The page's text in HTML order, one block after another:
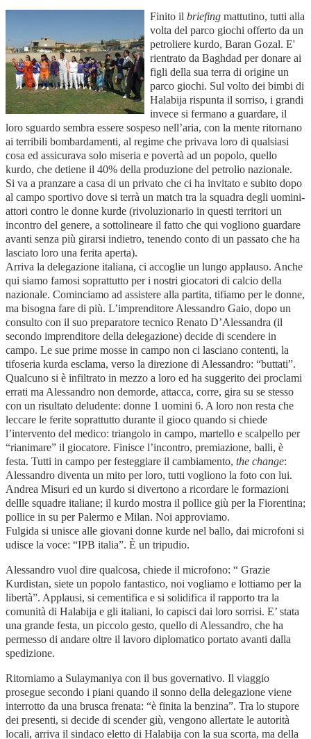
Finito il briefing mattutino, tutti alla
volta del parco giochi offerto da un
petroliere kurdo, Baran Gozal. E'
rientrato da Baghdad per donare ai
figli della sua terra di origine un
parco giochi. Sul volto dei bimbi di
Halabija rispunta il sorriso, i grandi
invece si fermano a guardare, il
loro sguardo sembra essere sospeso nell’aria, con la mente ritornano
ai terribili bombardamenti, al regime che privava loro di qualsiasi
cosa ed assicurava solo miseria e povertà ad un popolo, quello
kurdo, che detiene il 40% della produzione del petrolio nazionale.
Si va a pranzare a casa di un privato che ci ha invitato e subito dopo
al campo sportivo dove si terrà un match tra la squadra degli uomini-
attori contro le donne kurde (rivoluzionario in questi territori un
incontro del genere, a sottolineare il fatto che qui vogliono guardare
avanti senza più girarsi indietro, tenendo conto di un passato che ha
lasciato loro una ferita aperta).
Arriva la delegazione italiana, ci accoglie un lungo applauso. Anche
qui siamo famosi soprattutto per i nostri giocatori di calcio della
nazionale. Cominciamo ad assistere alla partita, tifiamo per le donne,
ma bisogna fare di più. L’imprenditore Alessandro Gaio, dopo un
consulto con il suo preparatore tecnico Renato D’Alessandra (il
secondo imprenditore della delegazione) decide di scendere in
campo. Le sue prime mosse in campo non ci lasciano contenti, la
tifoseria kurda esclama, verso la direzione di Alessandro: “buttati”.
Qualcuno si è infiltrato in mezzo a loro ed ha suggerito dei proclami
errati ma Alessandro non demorde, attacca, corre, gira su se stesso
con un risultato deludente: donne 1 uomini 6. A loro non resta che
leccare le ferite soprattutto durante il gioco quando si chiede
l’intervento del medico: triangolo in campo, martello e scalpello per
“rianimare” il giocatore. Finisce l’incontro, premiazione, balli, è
festa. Tutti in campo per festeggiare il cambiamento, the change:
Alessandro diventa un mito per loro, tutti vogliono la foto con lui.
Andrea Misuri ed un kurdo si divertono a ricordare le formazioni
dellle squadre italiane; il kurdo mostra il pollice giù per la Fiorentina;
pollice in su per Palermo e Milan. Noi approviamo.
Fulgida si unisce alle giovani donne kurde nel ballo, dai microfoni si
udisce la voce: “IPB italia”. È un tripudio.
Alessandro vuol dire qualcosa, chiede il microfono: “ Grazie
Kurdistan, siete un popolo fantastico, noi vogliamo e lottiamo per la
libertà”. Applausi, si cementifica e si solidifica il rapporto tra la
comunità di Halabija e gli italiani, lo capisci dai loro sorrisi. E’ stata
una grande festa, un piccolo gesto, quello di Alessandro, che ha
permesso di andare oltre il lavoro diplomatico portato avanti dalla
spedizione.
Ritorniamo a Sulaymaniya con il bus governativo. Il viaggio
prosegue secondo i piani quando il sonno della delegazione viene
interrotto da una brusca frenata: “è finita la benzina”. Tra lo stupore
dei presenti, si decide di scender giù, vengono allertate le autorità
locali, arriva il sindaco eletto di Halabija con la sua scorta, ma della